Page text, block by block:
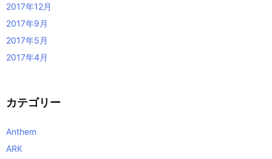
2017年12月
2017年9月
2017年5月
2017年4月
カテゴリー
Anthem
ARK